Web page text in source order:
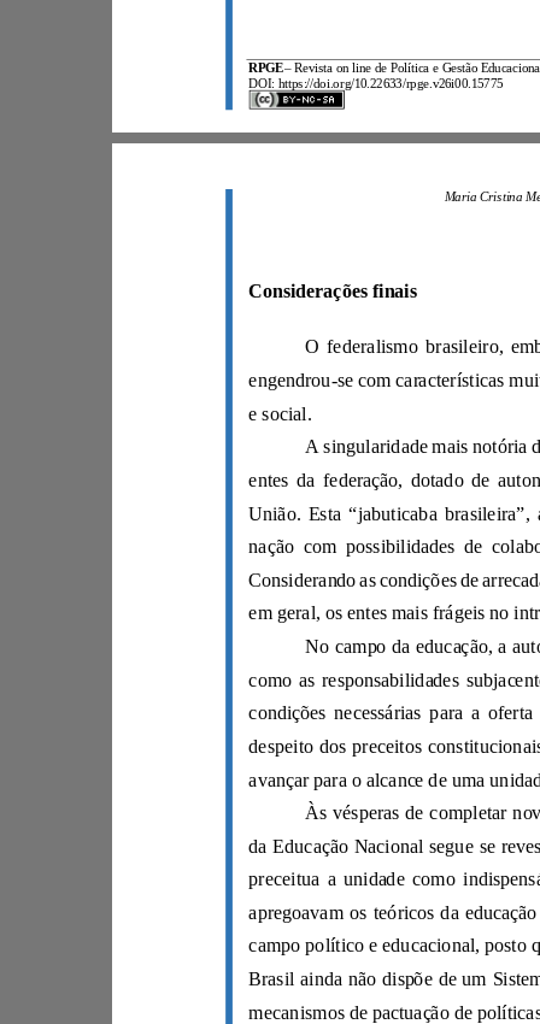
RPGE–
DOI: https://doi.org/10.22633/rpge.v26i00.15775
Considerações finais
União.